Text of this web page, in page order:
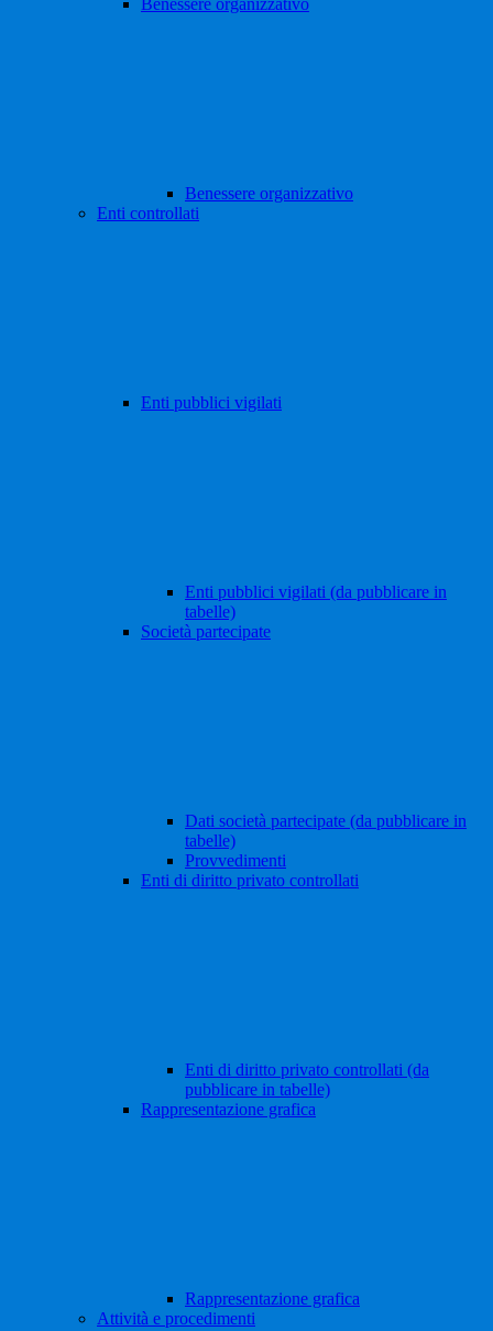
Benessere organizzativo
Benessere organizzativo
Enti controllati
Enti pubblici vigilati
Enti pubblici vigilati (da pubblicare in
tabelle)
Società partecipate
Dati società partecipate (da pubblicare in
tabelle)
Provvedimenti
Enti di diritto privato controllati
Enti di diritto privato controllati (da
pubblicare in tabelle)
Rappresentazione grafica
Rappresentazione grafica
Attività e procedimenti